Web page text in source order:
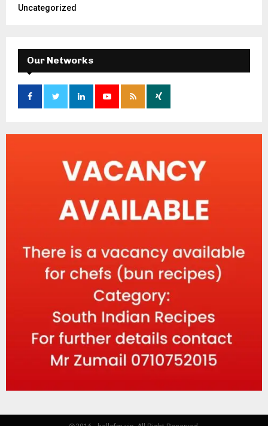
Uncategorized
Our Networks